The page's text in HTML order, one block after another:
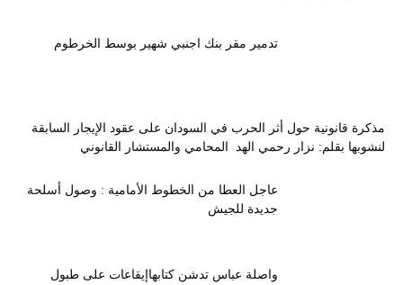
تدمير مقر بنك اجنبي شهير بوسط الخرطوم
مذكرة قانونية حول أثر الحرب في السودان على عقود الإيجار السابقة
لنشوبها بقلم: نزار رحمي الهد المحامي والمستشار القانوني
عاجل العطا من الخطوط الأمامية : وصول أسلحة
جديدة للجيش
واصلة عباس تدشن كتابهاإيقاعات على طبول